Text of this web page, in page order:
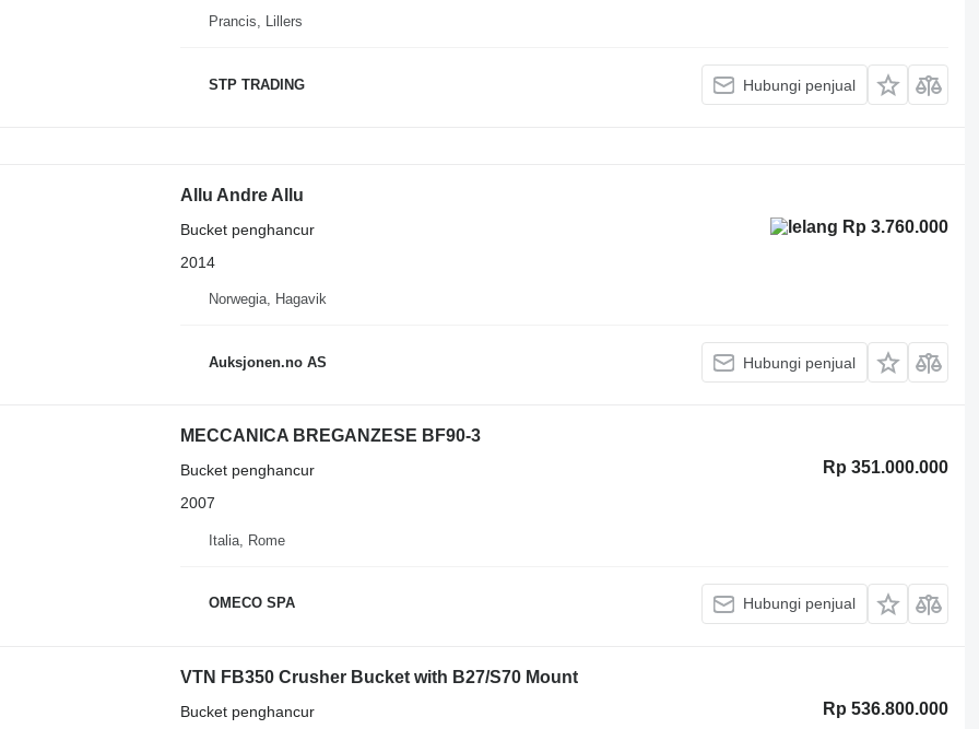
Prancis, Lillers
STP TRADING Hubungi penjual
Allu Andre Allu
Rp 3.760.000
Bucket penghancur
2014
Norwegia, Hagavik
Auksjonen.no AS Hubungi penjual
MECCANICA BREGANZESE BF90-3
Rp 351.000.000
Bucket penghancur
2007
Italia, Rome
OMECO SPA Hubungi penjual
VTN FB350 Crusher Bucket with B27/S70 Mount
Rp 536.800.000
Bucket penghancur